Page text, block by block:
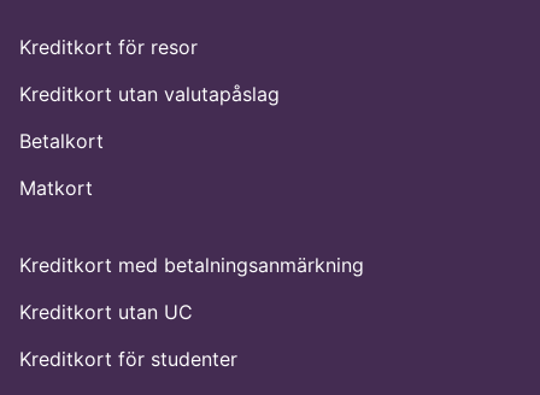
Kreditkort för resor
Kreditkort utan valutapåslag
Betalkort
Matkort
Kreditkort med betalningsanmärkning
Kreditkort utan UC
Kreditkort för studenter